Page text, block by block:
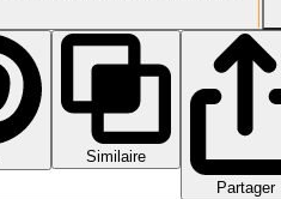
Similaire
Partager